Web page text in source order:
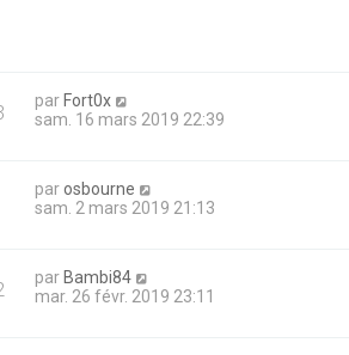
par Fort0x
sam. 16 mars 2019 22:39
parosbourne
sam. 2 mars 2019 21:13
par Bambi84
mar. 26 févr. 2019 23:11